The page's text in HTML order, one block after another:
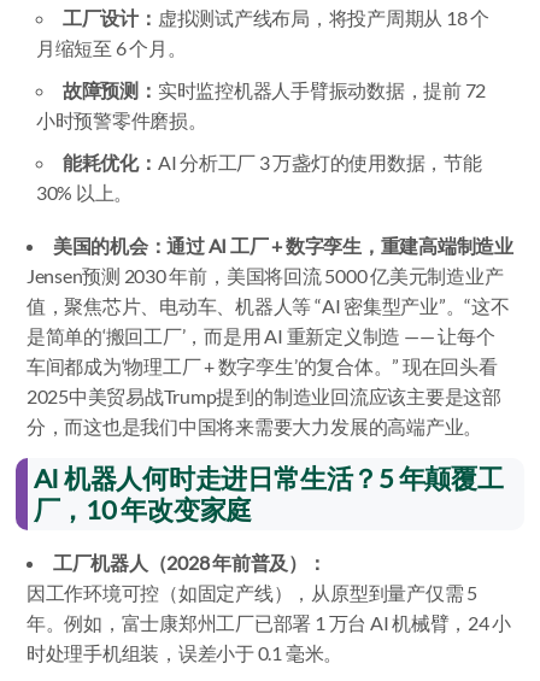
工厂设计： 虚拟测试产线布局，将投产周期从 18 个
月缩短至 6 个月。
故障预测： 实时监控机器人手臂振动数据，提前 72
小时预警零件磨损。
能耗优化： AI 分析工厂 3 万盏灯的使用数据，节能
30% 以上。
美国的机会：通过 AI 工厂 + 数字孪生，重建高端制造业
Jensen预测 2030 年前，美国将回流 5000 亿美元制造业产
值，聚焦芯片、电动车、机器人等 “AI 密集型产业”。“这不
是简单的‘搬回工厂’，而是用 AI 重新定义制造 —— 让每个
车间都成为‘物理工厂 + 数字孪生’的复合体。” 现在回头看
2025中美贸易战Trump提到的制造业回流应该主要是这部
分，而这也是我们中国将来需要大力发展的高端产业。
AI 机器人何时走进日常生活？5 年颠覆工
厂，10 年改变家庭
工厂机器人（2028 年前普及）：
因工作环境可控（如固定产线），从原型到量产仅需 5
年。例如，富士康郑州工厂已部署 1 万台 AI 机械臂，24 小
时处理手机组装，误差小于 0.1 毫米。